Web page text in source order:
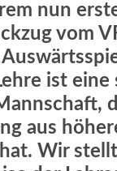
nun
vom
ist
aus
hat. Wir